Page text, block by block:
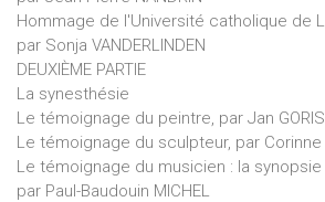
Hommage de l'Université catholique de
par Sonja VANDERLINDEN
DEUXIÈME PARTIE
La synesthésie
Le témoignage du peintre, par Jan GORIS
Le témoignage du sculpteur, par Corinne
Le témoignage du musicien : la
par Paul-Baudouin MICHEL